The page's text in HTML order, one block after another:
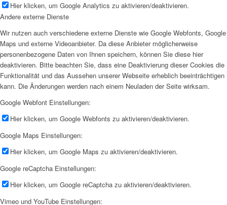
Hier klicken, um Google Analytics zu aktivieren/deaktivieren.
Andere externe Dienste
Wir nutzen auch verschiedene externe Dienste wie Google Webfonts, Google
Maps und externe Videoanbieter. Da diese Anbieter möglicherweise
personenbezogene Daten von Ihnen speichern, können Sie diese hier
deaktivieren. Bitte beachten Sie, dass eine Deaktivierung dieser Cookies die
Funktionalität und das Aussehen unserer Webseite erheblich beeinträchtigen
kann. Die Änderungen werden nach einem Neuladen der Seite wirksam.
Google Webfont Einstellungen:
Hier klicken, um Google Webfonts zu aktivieren/deaktivieren.
Google Maps Einstellungen:
Hier klicken, um Google Maps zu aktivieren/deaktivieren.
Google reCaptcha Einstellungen:
Hier klicken, um Google reCaptcha zu aktivieren/deaktivieren.
Vimeo und YouTube Einstellungen: